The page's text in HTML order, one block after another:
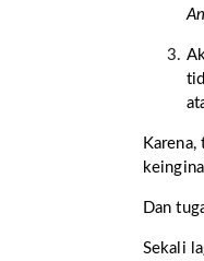
Dan
Sekali